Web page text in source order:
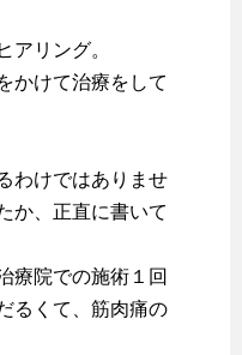
アリング。
かけて治療をして
わけではありませ
か、正直に書いて
療院での施術１回
るくて、筋肉痛の